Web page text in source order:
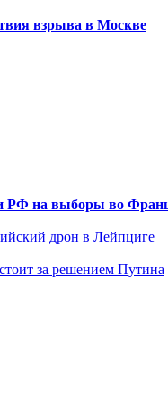
взрыва в Москве
РФ на выборы во
дрон в Лейпциге
за решением Путина